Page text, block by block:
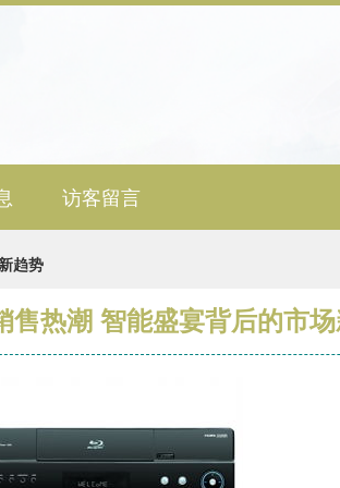
访客留言
趋势
售热潮 智能盛宴背后的市